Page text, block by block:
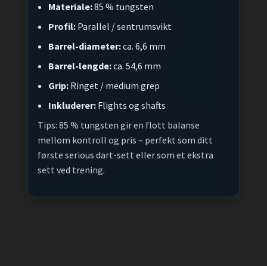
Materiale:85 % tungsten
Profil: Parallel / sentrumsvikt
Barrel-diameter:ca. 6,6 mm
Barrel-lengde:ca. 54,6 mm
Grip: Ringet / medium grep
Inkluderer: Flights og shafts
Tips: 85 % tungsten gir en flott balanse
mellom kontroll og pris – perfekt som ditt
første serious dart-sett eller som et ekstra
sett ved trening.